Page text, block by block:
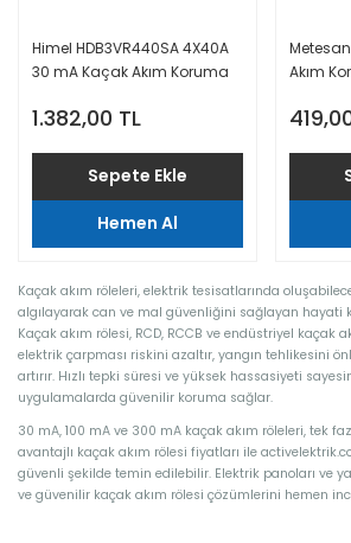
Himel HDB3VR440SA 4X40A
30 mA Kaçak Akım Koruma
1.382,00 TL
Sepete Ekle
Hemen Al
Akım
Kaçak akım röleleri, elektrik tesisatlarında
algılayarak can ve mal güvenliğini sağlayan hayati
Kaçak akım rölesi, RCD, RCCB ve endüstriyel kaçak
elektrik çarpması riskini azaltır, yangın tehlikesini
artırır. Hızlı tepki süresi ve yüksek hassasiyeti
uygulamalarda güvenilir koruma sağlar.
30 mA, 100 mA ve 300 mA kaçak akım röleleri, tek
avantajlı kaçak akım rölesi fiyatları ile
güvenli şekilde temin edilebilir. Elektrik panoları ve
ve güvenilir kaçak akım rölesi çözümlerini hemen